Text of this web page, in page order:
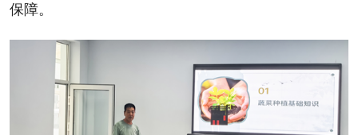
保障。